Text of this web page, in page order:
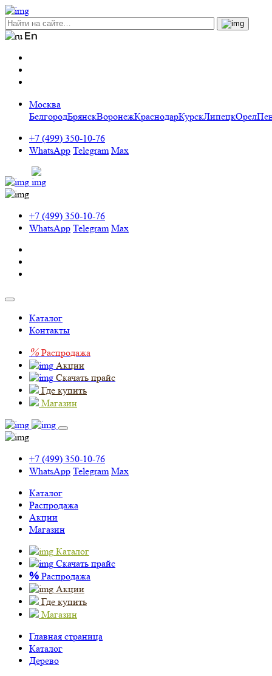
Москва
БелгородБрянскВоронежКраснодарКурскЛипецкОрел
+7 (499) 350-10-76
WhatsApp Telegram Max
+7 (499) 350-10-76
WhatsApp Telegram Max
Каталог
Контакты
% Распродажа
Акции
Скачать прайс
Где купить
Магазин
+7 (499) 350-10-76
WhatsApp Telegram Max
Каталог
Распродажа
Акции
Магазин
Каталог
Скачать прайс
% Распродажа
Акции
Где купить
Магазин
Главная страница
Каталог
Дерево